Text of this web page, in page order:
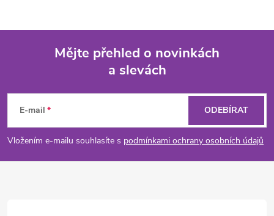
p
a
Mějte přehled o novinkách
a slevách
E-mail
Vložením e-mailu souhlasíte s podmínkami ochrany osobních údajů
ODEBÍRAT